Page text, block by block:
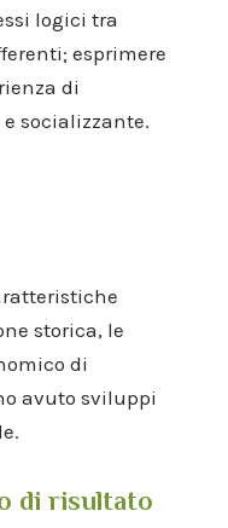
logici tra
esprimere
di
socializzante.
storica, le
di
avuto sviluppi
di risultato